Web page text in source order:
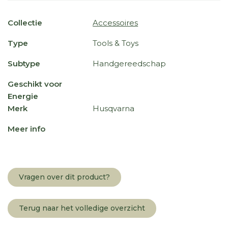
Collectie Accessoires
Type Tools & Toys
Subtype Handgereedschap
Geschikt voor
Energie
Merk
Husqvarna
Meer info
Vragen over dit product?
Terug naar het volledige overzicht